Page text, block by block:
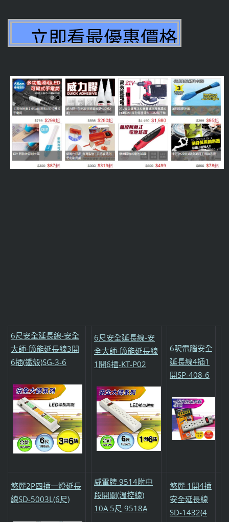
6尺安全延長線-安全
大師-節能延長線3開
6插(鐵殼)SG-3-6
6尺安全延長線-安
全大師-節能延長線
1開6插-KT-P02
6呎電腦安全
延長線4插1
開SP-408-6
悠麗2P四插一燈延長
線SD-5003L(6尺)
威電牌 9514附中
段開關(溫控線)
10A 5尺 9518A
悠麗 1開4插
安全延長線
SD-1432(4